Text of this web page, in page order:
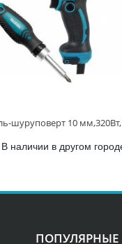
В наличии в другом
ПОПУЛЯРНЫЕ